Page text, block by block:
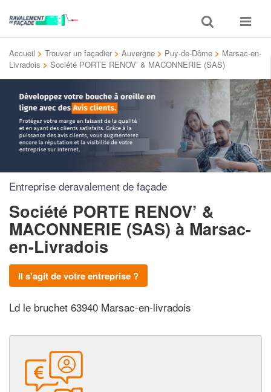
Toggle
search
Toggle
Accueil > Trouver un façadier > Auvergne > Puy-de-Dôme > Marsac-en-
Livradois > Société PORTE RENOV’ & MACONNERIE (SAS)
Entreprise deravalement de façade
Société PORTE RENOV’ &
MACONNERIE (SAS) à Marsac-
en-Livradois
Il s'agit de votre entreprise ?
Ld le bruchet 63940 Marsac-en-livradois